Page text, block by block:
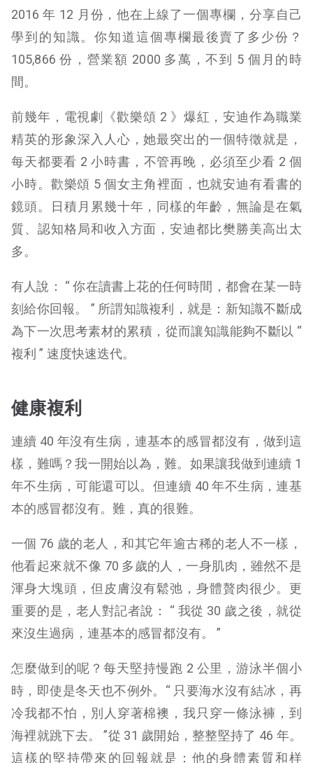
2016 年 12 月份，他在上線了一個專欄，分享自己
學到的知識。你知道這個專欄最後賣了多少份？
105,866 份，營業額 2000 多萬，不到 5 個月的時
間。
前幾年，電視劇《歡樂頌 2 》爆紅，安迪作為職業
精英的形象深入人心，她最突出的一個特徵就是，
每天都要看 2 小時書，不管再晚，必須至少看 2 個
小時。歡樂頌 5 個女主角裡面，也就安迪有看書的
鏡頭。日積月累幾十年，同樣的年齡，無論是在氣
質、認知格局和收入方面，安迪都比樊勝美高出太
多。
有人說： “ 你在讀書上花的任何時間，都會在某一時
刻給你回報。 ” 所謂知識複利，就是：新知識不斷成
為下一次思考素材的累積，從而讓知識能夠不斷以 “
複利 ” 速度快速迭代。
健康複利
連續 40 年沒有生病，連基本的感冒都沒有，做到這
樣，難嗎？我一開始以為，難。如果讓我做到連續 1
年不生病，可能還可以。但連續 40 年不生病，連基
本的感冒都沒有。難，真的很難。
一個 76 歲的老人，和其它年逾古稀的老人不一樣，
他看起來就不像 70 多歲的人，一身肌肉，雖然不是
渾身大塊頭，但皮膚沒有鬆弛，身體贅肉很少。更
重要的是，老人對記者說： “ 我從 30 歲之後，就從
來沒生過病，連基本的感冒都沒有。 ”
怎麼做到的呢？每天堅持慢跑 2 公里，游泳半個小
時，即使是冬天也不例外。“ 只要海水沒有結冰，再
冷我都不怕，別人穿著棉襖，我只穿一條泳褲，到
海裡就跳下去。 ”從 31 歲開始，整整堅持了 46 年。
這樣的堅持帶來的回報就是：他的身體素質和样